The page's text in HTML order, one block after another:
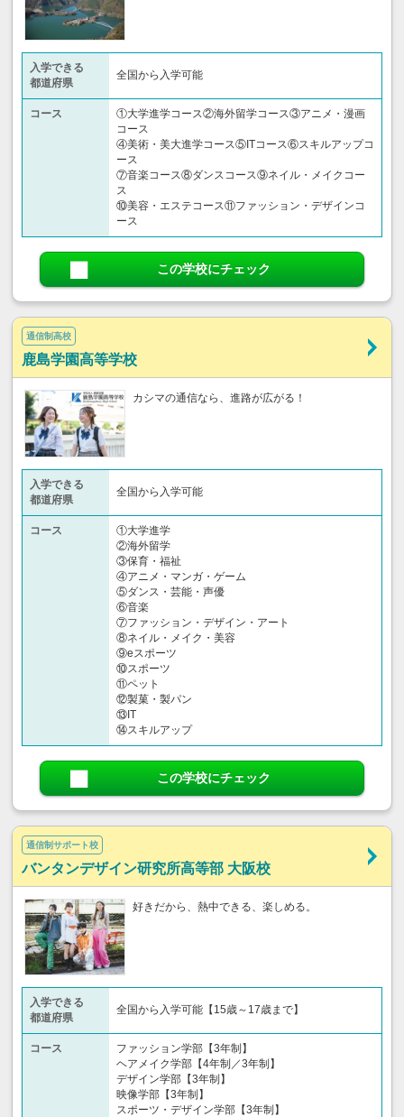
入学できる
都道府県
全国から入学可能
コース
①大学進学コース②海外留学コース③アニメ・漫画
コース
④美術・美大進学コース⑤ITコース⑥スキルアップコ
ース
⑦音楽コース⑧ダンスコース⑨ネイル・メイクコー
ス
⑩美容・エステコース⑪ファッション・デザインコ
ース
この学校にチェック
通信制高校
鹿島学園高等学校
カシマの通信なら、進路が広がる！
入学できる
都道府県
全国から入学可能
コース
①大学進学
②海外留学
③保育・福祉
④アニメ・マンガ・ゲーム
⑤ダンス・芸能・声優
⑥音楽
⑦ファッション・デザイン・アート
⑧ネイル・メイク・美容
⑨eスポーツ
⑩スポーツ
⑪ペット
⑫製菓・製パン
⑬IT
⑭スキルアップ
この学校にチェック
通信制サポート校
バンタンデザイン研究所高等部 大阪校
好きだから、熱中できる、楽しめる。
入学できる
都道府県
全国から入学可能【15歳～17歳まで】
コース
ファッション学部【3年制】
ヘアメイク学部【4年制／3年制】
デザイン学部【3年制】
映像学部【3年制】
スポーツ・デザイン学部【3年制】